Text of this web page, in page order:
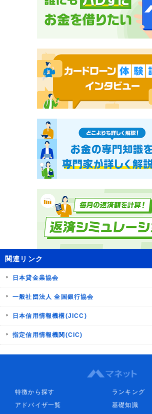
関連リンク
日本貸金業協会
一般社団法人 全国銀行協会
日本信用情報機構(JICC)
指定信用情報機関(CIC)
特徴から探す
ランキング
アドバイザ一覧
基礎知識